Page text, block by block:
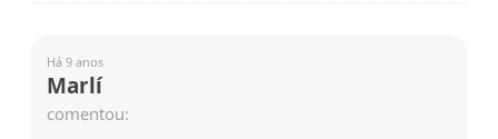
Há 9 anos
Marlí
comentou: